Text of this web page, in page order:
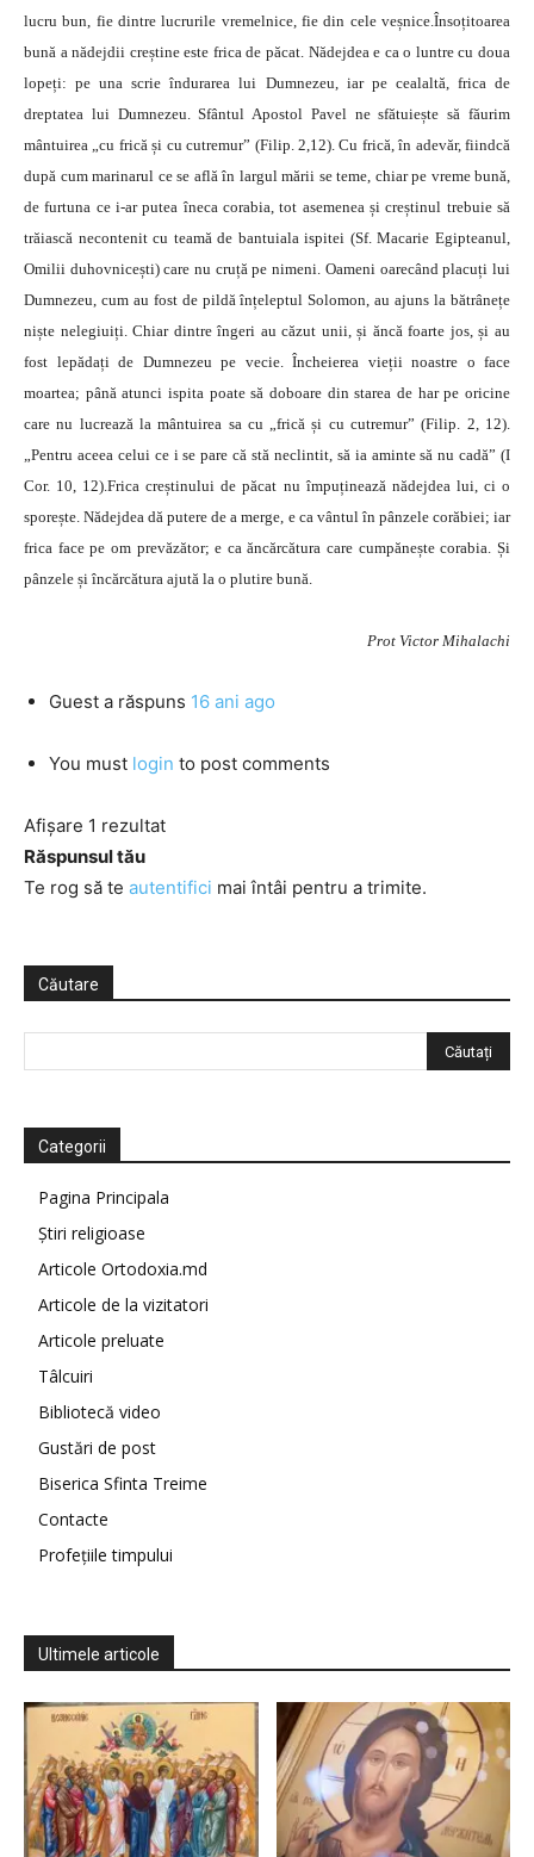
lucru bun, fie dintre lucrurile vremelnice, fie din cele veșnice.Însoțitoarea
bună a nădejdii creștine este frica de păcat. Nădejdea e ca o luntre cu doua
lopeți: pe una scrie îndurarea lui Dumnezeu, iar pe cealaltă, frica de
dreptatea lui Dumnezeu. Sfântul Apostol Pavel ne sfătuiește să făurim
mântuirea „cu frică și cu cutremur” (Filip. 2,12). Cu frică, în adevăr, fiindcă
după cum marinarul ce se află în largul mării se teme, chiar pe vreme bună,
de furtuna ce i-ar putea îneca corabia, tot asemenea și creștinul trebuie să
trăiască necontenit cu teamă de bantuiala ispitei (Sf. Macarie Egipteanul,
Omilii duhovnicești) care nu cruță pe nimeni. Oameni oarecând placuți lui
Dumnezeu, cum au fost de pildă înțeleptul Solomon, au ajuns la bătrânețe
niște nelegiuiți. Chiar dintre îngeri au căzut unii, și ăncă foarte jos, și au
fost lepădați de Dumnezeu pe vecie. Încheierea vieții noastre o face
moartea; până atunci ispita poate să doboare din starea de har pe oricine
care nu lucrează la mântuirea sa cu „frică și cu cutremur” (Filip. 2, 12).
„Pentru aceea celui ce i se pare că stă neclintit, să ia aminte să nu cadă” (I
Cor. 10, 12).Frica creștinului de păcat nu împuținează nădejdea lui, ci o
sporește. Nădejdea dă putere de a merge, e ca vântul în pânzele corăbiei; iar
frica face pe om prevăzător; e ca ăncărcătura care cumpănește corabia. Și
pânzele și încărcătura ajută la o plutire bună.
Prot Victor Mihalachi
Guest a răspuns 16 ani ago
You must login to post comments
Afișare 1 rezultat
Răspunsul tău
Te rog să te autentifici mai întâi pentru a trimite.
Căutare
Categorii
Pagina Principala
Știri religioase
Articole Ortodoxia.md
Articole de la vizitatori
Articole preluate
Tâlcuiri
Bibliotecă video
Gustări de post
Biserica Sfinta Treime
Contacte
Profețiile timpului
Ultimele articole